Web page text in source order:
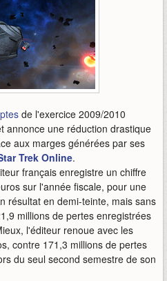
de l'exercice 2009/2010
annonce une réduction drastique
aux marges générées par ses
Trek Online.
français enregistre un chiffre
sur l'année fiscale, pour une
résultat en demi-teinte, mais sans
millions de pertes enregistrées
l'éditeur renoue avec les
contre 171,3 millions de pertes
du seul second semestre de son